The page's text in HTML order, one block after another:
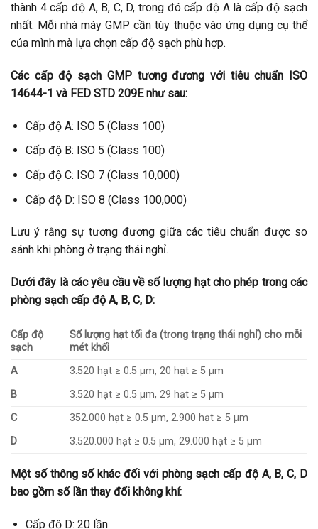
thành 4 cấp độ A, B, C, D, trong đó cấp độ A là cấp độ sạch
nhất. Mỗi nhà máy GMP cần tùy thuộc vào ứng dụng cụ thể
của mình mà lựa chọn cấp độ sạch phù hợp.
Các cấp độ sạch GMP tương đương với tiêu chuẩn ISO
14644-1 và FED STD 209E như sau:
Cấp độ A: ISO 5 (Class 100)
Cấp độ B: ISO 5 (Class 100)
Cấp độ C: ISO 7 (Class 10,000)
Cấp độ D: ISO 8 (Class 100,000)
Lưu ý rằng sự tương đương giữa các tiêu chuẩn được so
sánh khi phòng ở trạng thái nghỉ.
Dưới đây là các yêu cầu về số lượng hạt cho phép trong các
phòng sạch cấp độ A, B, C, D:
Cấp độ
sạch
Số lượng hạt tối đa (trong trạng thái nghỉ) cho mỗi
mét khối
A
3.520 hạt ≥ 0.5 μm, 20 hạt ≥ 5 μm
B
3.520 hạt ≥ 0.5 μm, 29 hạt ≥ 5 μm
C
352.000 hạt ≥ 0.5 μm, 2.900 hạt ≥ 5 μm
D
3.520.000 hạt ≥ 0.5 μm, 29.000 hạt ≥ 5 μm
Một số thông số khác đối với phòng sạch cấp độ A, B, C, D
bao gồm số lần thay đổi không khí:
Cấp độ D: 20 lần